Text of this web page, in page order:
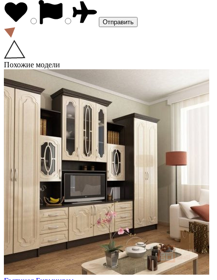
Похожие модели